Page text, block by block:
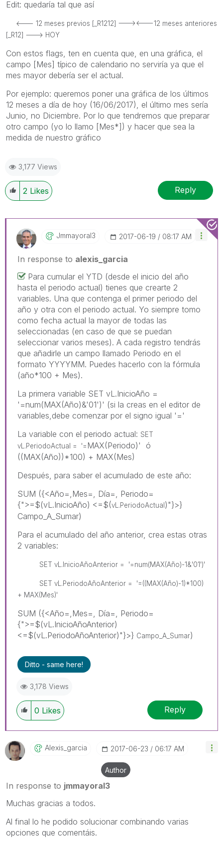
Edit: quedaría tal que así
<--- 12 meses previos [_R1212] ---><---12 meses anteriores
[_R12] ---> HOY
Con estos flags, ten en cuenta que, en una gráfica, el
campo [Mes] típico de calendario no serviría ya que el
mes mayor debería ser el actual.
Por ejemplo: queremos poner una gráfica de los últimos
12 meses a día de hoy (16/06/2017), el último mes sería
Junio, no Diciembre. Por lo que tendremos que preparar
otro campo (yo lo llamo [Mes*]) y hacer que sea la
medida de nuestro gráfico
3,177 Views
2 Likes Reply
Jmmayoral3 ‎2017-06-19 08:17 AM
In response to alexis_garcia
Para cumular el YTD (desde el inicio del año
hasta el periodo actual) tienes que crearte 2
variables. Una que contenga el primer periodo del
año y otra con el periodo actual. Yo siempre tomo
como fecha actual la mayor de todas las
seleccionadas (en caso de que se puedan
seleccionar varios meses). A cada registro tendrás
que añadirle un campo llamado Periodo en el
formato YYYYMM. Puedes hacerlo con la fórmula
(año*100 + Mes).
La primera variable SET vL.InicioAño =
'=num(MAX(Año)&'01')' (si la creas en el editor de
variables,debe comenzar por el signo igual '='
La variable con el periodo actual: SET
vL.PeriodoActual = '= MAX(Periodo)' ó
((MAX(Año))*100) + MAX(Mes)
Después, para saber el acumulado de este año:
SUM ({<Año=,Mes=, Día=, Periodo=
{">=$(vL.InicioAño) <=$(vL.PeriodoActual)"}>}
Campo_A_Sumar)
Para el acumulado del año anterior, crea estas otras
2 variables:
SET vL.InicioAñoAnterior = '=num(MAX(Año)-1&'01')'
SET vL.PeriodoAñoAnterior = '=((MAX(Año)-1)*100)
+ MAX(Mes)'
SUM ({<Año=,Mes=, Día=, Periodo=
{">=$(vL.InicioAñoAnterior)
<=$(vL.PeriodoAñoAnterior)"}>} Campo_A_Sumar)
Ditto - same here!
3,178 Views
0 Likes Reply
Alexis_garcia ‎2017-06-23 06:17 AM
Author
In response to jmmayoral3
Muchas gracias a todos.
Al final lo he podido solucionar combinando varias
opciones que comentáis.